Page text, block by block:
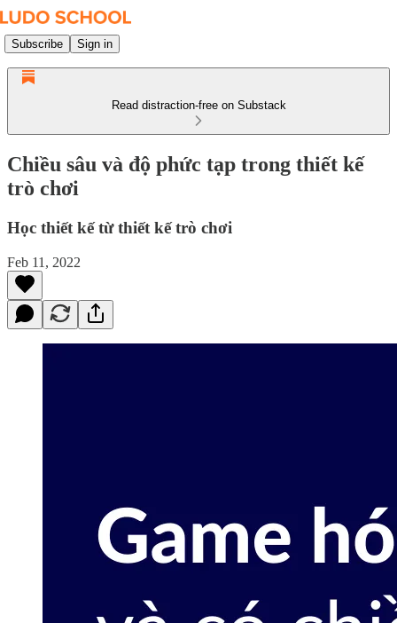
Subscribe Sign in
Read distraction-free on Substack
Chiều sâu và độ phức tạp trong thiết kế
trò chơi
Học thiết kế từ thiết kế trò chơi
Feb 11, 2022